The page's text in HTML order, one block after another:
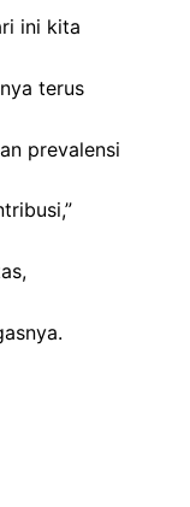
ini kita
terus
prevalensi